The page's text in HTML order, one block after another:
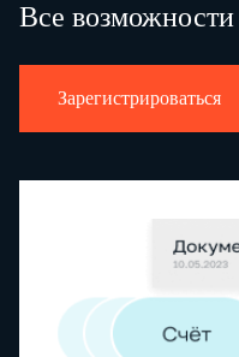
Все
Зарегистрироваться